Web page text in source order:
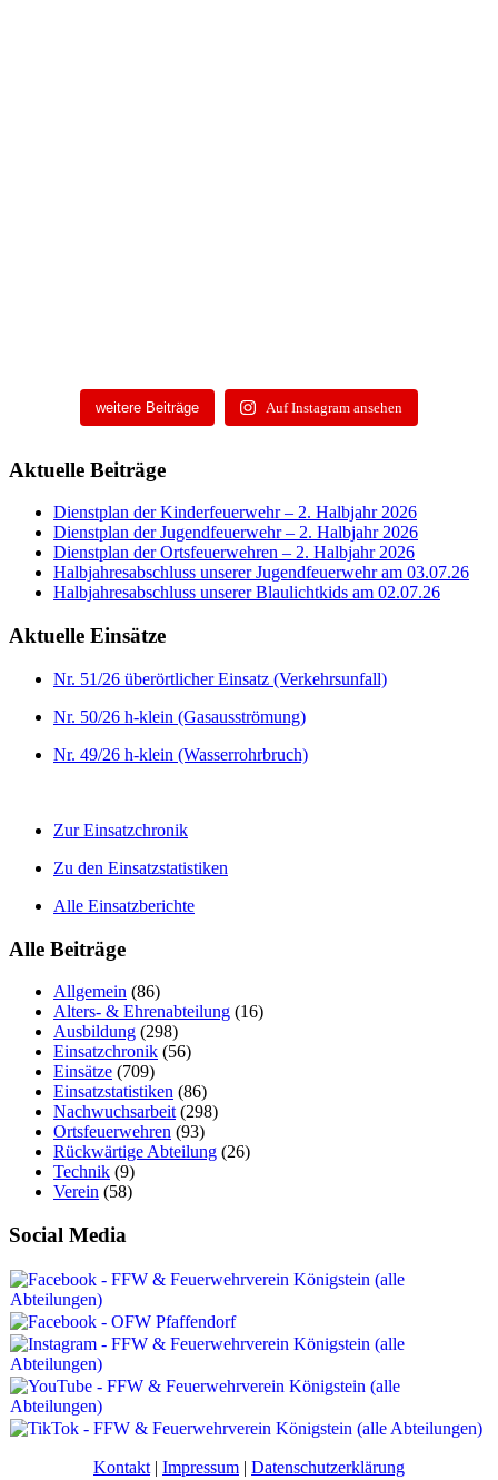
weitere Beiträge Auf Instagram ansehen
Aktuelle Beiträge
Dienstplan der Kinderfeuerwehr – 2. Halbjahr 2026
Dienstplan der Jugendfeuerwehr – 2. Halbjahr 2026
Dienstplan der Ortsfeuerwehren – 2. Halbjahr 2026
Halbjahresabschluss unserer Jugendfeuerwehr am 03.07.26
Halbjahresabschluss unserer Blaulichtkids am 02.07.26
Aktuelle Einsätze
Nr. 51/26 überörtlicher Einsatz (Verkehrsunfall)
Nr. 50/26 h-klein (Gasausströmung)
Nr. 49/26 h-klein (Wasserrohrbruch)
Zur Einsatzchronik
Zu den Einsatzstatistiken
Alle Einsatzberichte
Alle Beiträge
Allgemein (86)
Alters- & Ehrenabteilung (16)
Ausbildung (298)
Einsatzchronik (56)
Einsätze (709)
Einsatzstatistiken (86)
Nachwuchsarbeit (298)
Ortsfeuerwehren (93)
Rückwärtige Abteilung (26)
Technik (9)
Verein (58)
Social Media
Kontakt| Impressum | Datenschutzerklärung